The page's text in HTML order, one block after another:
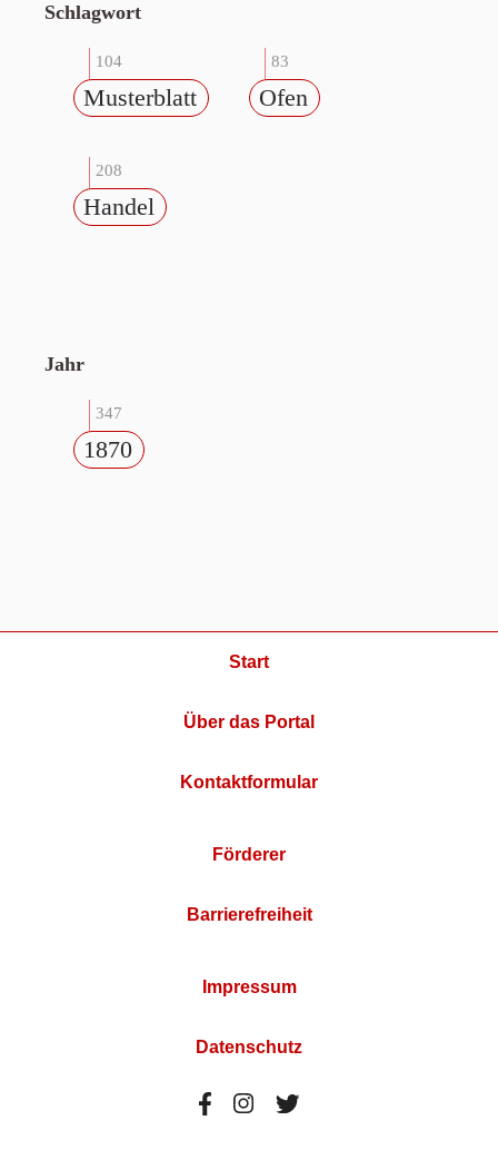
Schlagwort
104
Musterblatt
83
Ofen
208
Handel
Jahr
347
1870
Start
Über das Portal
Kontaktformular
Förderer
Barrierefreiheit
Impressum
Datenschutz